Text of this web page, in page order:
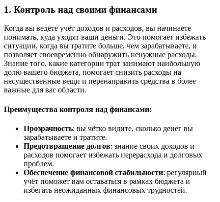
1. Контроль над своими финансами
Когда вы ведёте учёт доходов и расходов, вы начинаете
понимать, куда уходят ваши деньги. Это помогает избежать
ситуации, когда вы тратите больше, чем зарабатываете, и
позволяет своевременно обнаружить ненужные расходы.
Знание того, какие категории трат занимают наибольшую
долю вашего бюджета, помогает снизить расходы на
несущественные вещи и перенаправить средства в более
важные для вас области.
Преимущества контроля над финансами:
Прозрачность: вы чётко видите, сколько денег вы
зарабатываете и тратите.
Предотвращение долгов: знание своих доходов и
расходов помогает избежать перерасхода и долговых
проблем.
Обеспечение финансовой стабильности: регулярный
учёт поможет вам оставаться в рамках бюджета и
избегать неожиданных финансовых трудностей.